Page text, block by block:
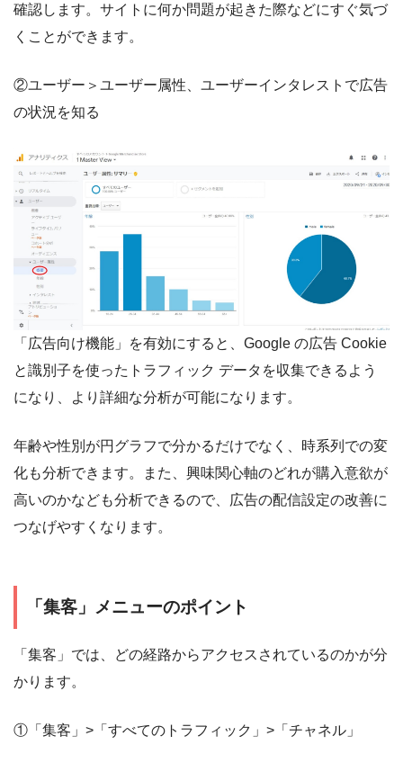
確認します。サイトに何か問題が起きた際などにすぐ気づ
くことができます。
②ユーザー＞ユーザー属性、ユーザーインタレストで広告
の状況を知る
「広告向け機能」を有効にすると、Google の広告 Cookie
と識別子を使ったトラフィック データを収集できるよう
になり、より詳細な分析が可能になります。
年齢や性別が円グラフで分かるだけでなく、時系列での変
化も分析できます。また、興味関心軸のどれが購入意欲が
高いのかなども分析できるので、広告の配信設定の改善に
つなげやすくなります。
「集客」メニューのポイント
「集客」では、どの経路からアクセスされているのかが分
かります。
①「集客」>「すべてのトラフィック」>「チャネル」